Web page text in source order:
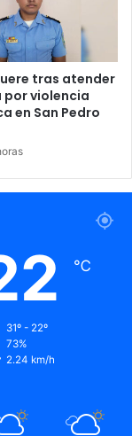
tras atender
por violencia
en San Pedro
℃
31º - 22º
73%
2.24 km/h